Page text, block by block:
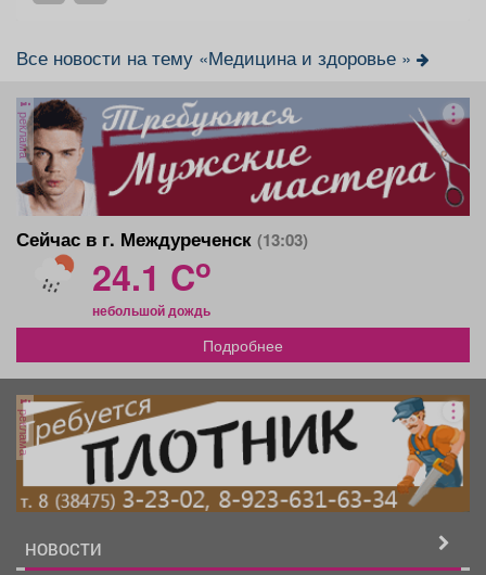
Все новости на тему «Медицина и здоровье »
реклама
Сейчас в г. Междуреченск (13:03)
24.1 Co
небольшой дождь
Подробнее
реклама
НОВОСТИ